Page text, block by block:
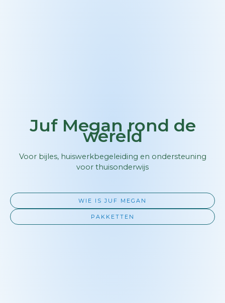
Juf Megan rond de
wereld
Voor bijles, huiswerkbegeleiding en ondersteuning
voor thuisonderwijs
WIE IS JUF MEGAN
PAKKETTEN